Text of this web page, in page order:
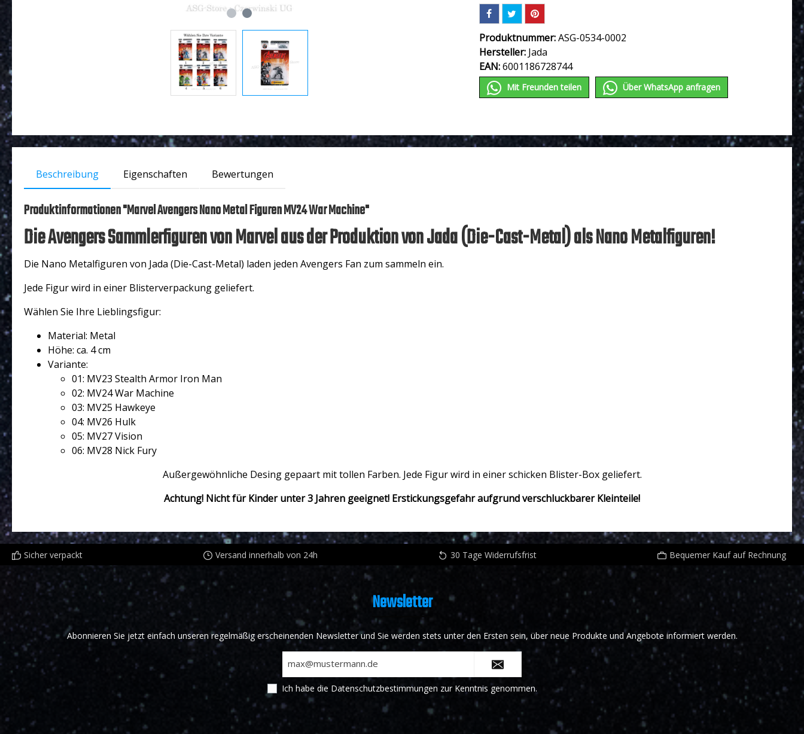
Produktnummer:ASG-0534-0002
Hersteller: Jada
EAN:6001186728744
Mit Frеunden teilen Über WhatѕApp anfragеn
Beschreibung Eigenschaften Bewertungen
Produktinformationen "Marvel Avengers Nano Metal Figuren MV24 War Machine"
Die Avengers Sammlerfiguren von Marvel aus der Produktion von Jada (Die-Cast-Metal) als Nano Metalfiguren!
Die Nano Metalfiguren von Jada (Die-Cast-Metal) laden jeden Avengers Fan zum sammeln ein.
Jede Figur wird in einer Blisterverpackung geliefert.
Wählen Sie Ihre Lieblingsfigur:
Material: Metal
Höhe: ca. 4 cm
Variante:
01: MV23 Stealth Armor Iron Man
02: MV24 War Machine
03: MV25 Hawkeye
04: MV26 Hulk
05: MV27 Vision
06: MV28 Nick Fury
Außergewöhnliche Desing gepaart mit tollen Farben. Jede Figur wird in einer schicken Blister-Box geliefert.
Achtung! Nicht für Kinder unter 3 Jahren geeignet! Erstickungsgefahr aufgrund verschluckbarer Kleinteile!
Sicher verpackt Versand innerhalb von 24h 30 Tage Widerrufsfrist Bequemer Kauf auf Rechnung
Newsletter
Abonnieren Sie jetzt einfach unseren regelmäßig erscheinenden Newsletter und Sie werden stets unter den Ersten sein, über neue Produkte und Angebote informiert werden.
Adresse*
Ich habe die Datenschutzbestimmungen zur Kenntnis genommen.